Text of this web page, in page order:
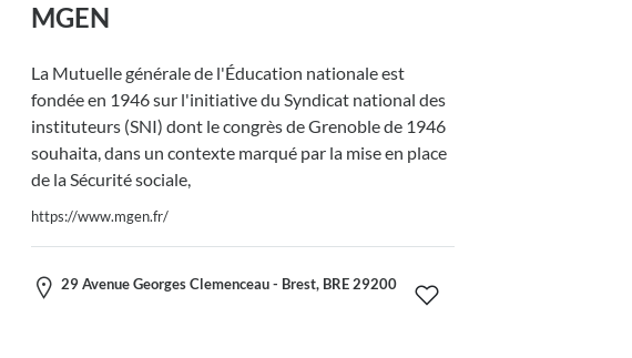
MGEN
La Mutuelle générale de l'Éducation nationale est
fondée en 1946 sur l'initiative du Syndicat national des
instituteurs (SNI) dont le congrès de Grenoble de 1946
souhaita, dans un contexte marqué par la mise en place
de la Sécurité sociale,
https://www.mgen.fr/
29 Avenue Georges Clemenceau - Brest, BRE 29200